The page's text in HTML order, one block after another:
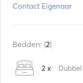
Opgeknapt in:
Type brandstof:Diesel
Contact Eigenaar
Bedden: (2)
2 x Dubbel